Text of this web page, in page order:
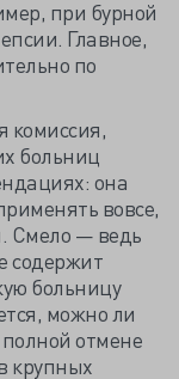
при бурной
Главное,
по
комиссия,
больниц
она
вовсе,
Смело — ведь
содержит
больницу
можно ли
отмене
крупных